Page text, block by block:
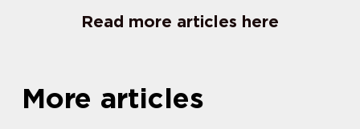
Read more articles here
More articles